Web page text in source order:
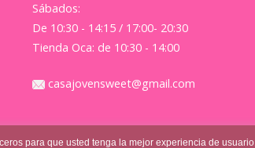
Sábados:
De 10:30 - 14:15 / 17:00- 20:30
Tienda Oca: de 10:30 - 14:00
casajovensweet@gmail.com
para que usted tenga la mejor experiencia de usuario.